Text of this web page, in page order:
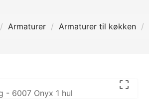
Armaturer Armaturer til køkken
